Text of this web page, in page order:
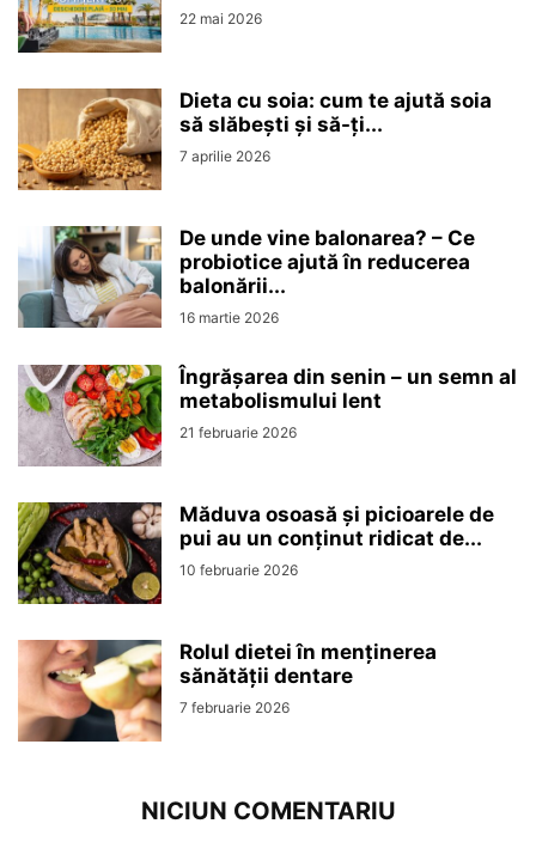
22 mai 2026
Dieta cu soia: cum te ajută soia
să slăbești și să-ți...
7 aprilie 2026
De unde vine balonarea? – Ce
probiotice ajută în reducerea
balonării...
16 martie 2026
Îngrășarea din senin – un semn al
metabolismului lent
21 februarie 2026
Măduva osoasă și picioarele de
pui au un conținut ridicat de...
10 februarie 2026
Rolul dietei în menținerea
sănătății dentare
7 februarie 2026
NICIUN COMENTARIU